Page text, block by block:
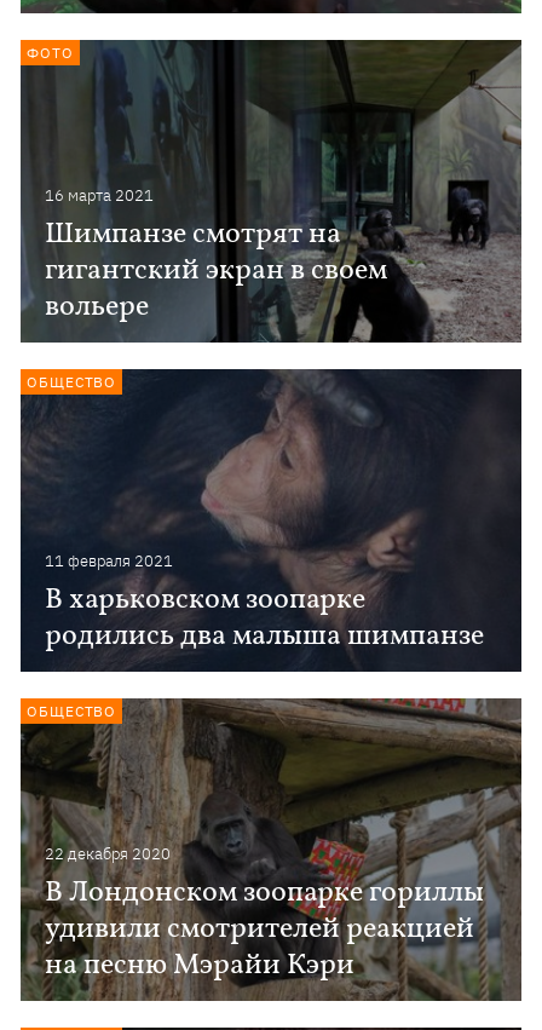
16 марта 2021
Шимпанзе смотрят на
гигантский экран в своем
вольере
ФОТО
11 февраля 2021
В харьковском зоопарке
родились два малыша шимпанзе
ОБЩЕСТВО
22 декабря 2020
В Лондонском зоопарке гориллы
удивили смотрителей реакцией
на песню Мэрайи Кэри
ОБЩЕСТВО